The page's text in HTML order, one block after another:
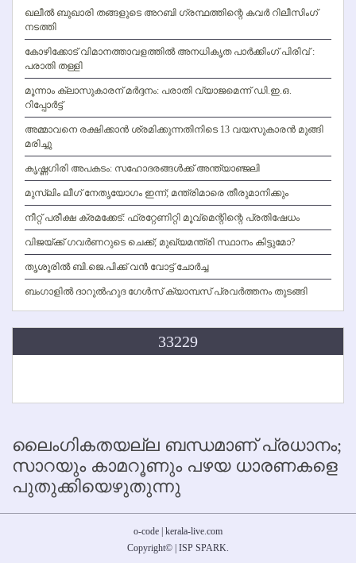
ഖലീല്‍ ബുഖാരി തങ്ങളുടെ അറബി ഗ്രന്ഥത്തിന്റെ കവര്‍ റിലീസിംഗ്
നടത്തി
കോഴിക്കോട് വിമാനത്താവളത്തില്‍ അനധികൃത പാര്‍ക്കിംഗ് പിരിവ് :
പരാതി തള്ളി
മൂന്നാം ക്ലാസുകാരന് മര്‍ദ്ദനം: പരാതി വ്യാജമെന്ന് ഡി.ഇ.ഒ.
റിപ്പോര്‍ട്ട്
അമ്മാവനെ രക്ഷിക്കാന്‍ ശ്രമിക്കുന്നതിനിടെ 13 വയസുകാരന്‍ മുങ്ങി
മരിച്ചു
കൃഷ്ണഗിരി അപകടം: സഹോദരങ്ങള്‍ക്ക് അന്ത്യാഞ്ജലി
മുസ്ലിം ലീഗ് നേതൃയോഗം ഇന്ന്; മന്ത്രിമാരെ തീരുമാനിക്കും
നീറ്റ് പരീക്ഷ ക്രമക്കേട്: ഫ്രറ്റേണിറ്റി മൂവ്‌മെന്റിന്റെ പ്രതിഷേധം
വിജയ്ക്ക് ഗവര്‍ണറുടെ ചെക്ക്; മുഖ്യമന്ത്രി സ്ഥാനം കിട്ടുമോ?
തൃശൂരില്‍ ബി.ജെ.പിക്ക് വന്‍ വോട്ട് ചോര്‍ച്ച
ബംഗാളില്‍ ദാറുല്‍ഹുദ ഗേള്‍സ് ക്യാമ്പസ് പ്രവര്‍ത്തനം തുടങ്ങി
33229
ലൈംഗികതയല്ല ബന്ധമാണ് പ്രധാനം;
സാറയും കാമറൂണും പഴയ ധാരണകളെ
പുതുക്കിയെഴുതുന്നു
o-code | kerala-live.com
Copyright© | ISP SPARK